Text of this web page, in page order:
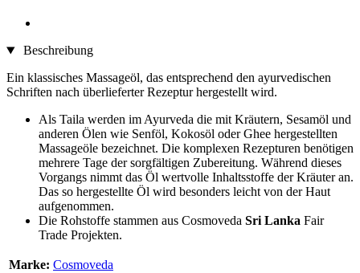
Beschreibung
Ein klassisches Massageöl, das entsprechend den ayurvedischen
Schriften nach überlieferter Rezeptur hergestellt wird.
Als Taila werden im Ayurveda die mit Kräutern, Sesamöl und
anderen Ölen wie Senföl, Kokosöl oder Ghee hergestellten
Massageöle bezeichnet. Die komplexen Rezepturen benötigen
mehrere Tage der sorgfältigen Zubereitung. Während dieses
Vorgangs nimmt das Öl wertvolle Inhaltsstoffe der Kräuter an.
Das so hergestellte Öl wird besonders leicht von der Haut
aufgenommen.
Die Rohstoffe stammen aus Cosmoveda Sri Lanka Fair
Trade Projekten.
Marke: Cosmoveda